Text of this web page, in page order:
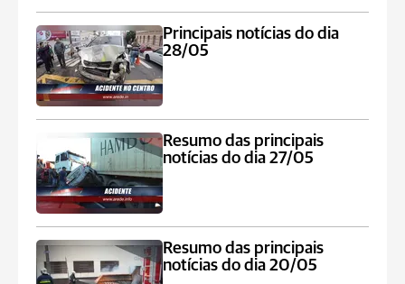
Principais notícias do dia
28/05
Resumo das principais
notícias do dia 27/05
Resumo das principais
notícias do dia 20/05